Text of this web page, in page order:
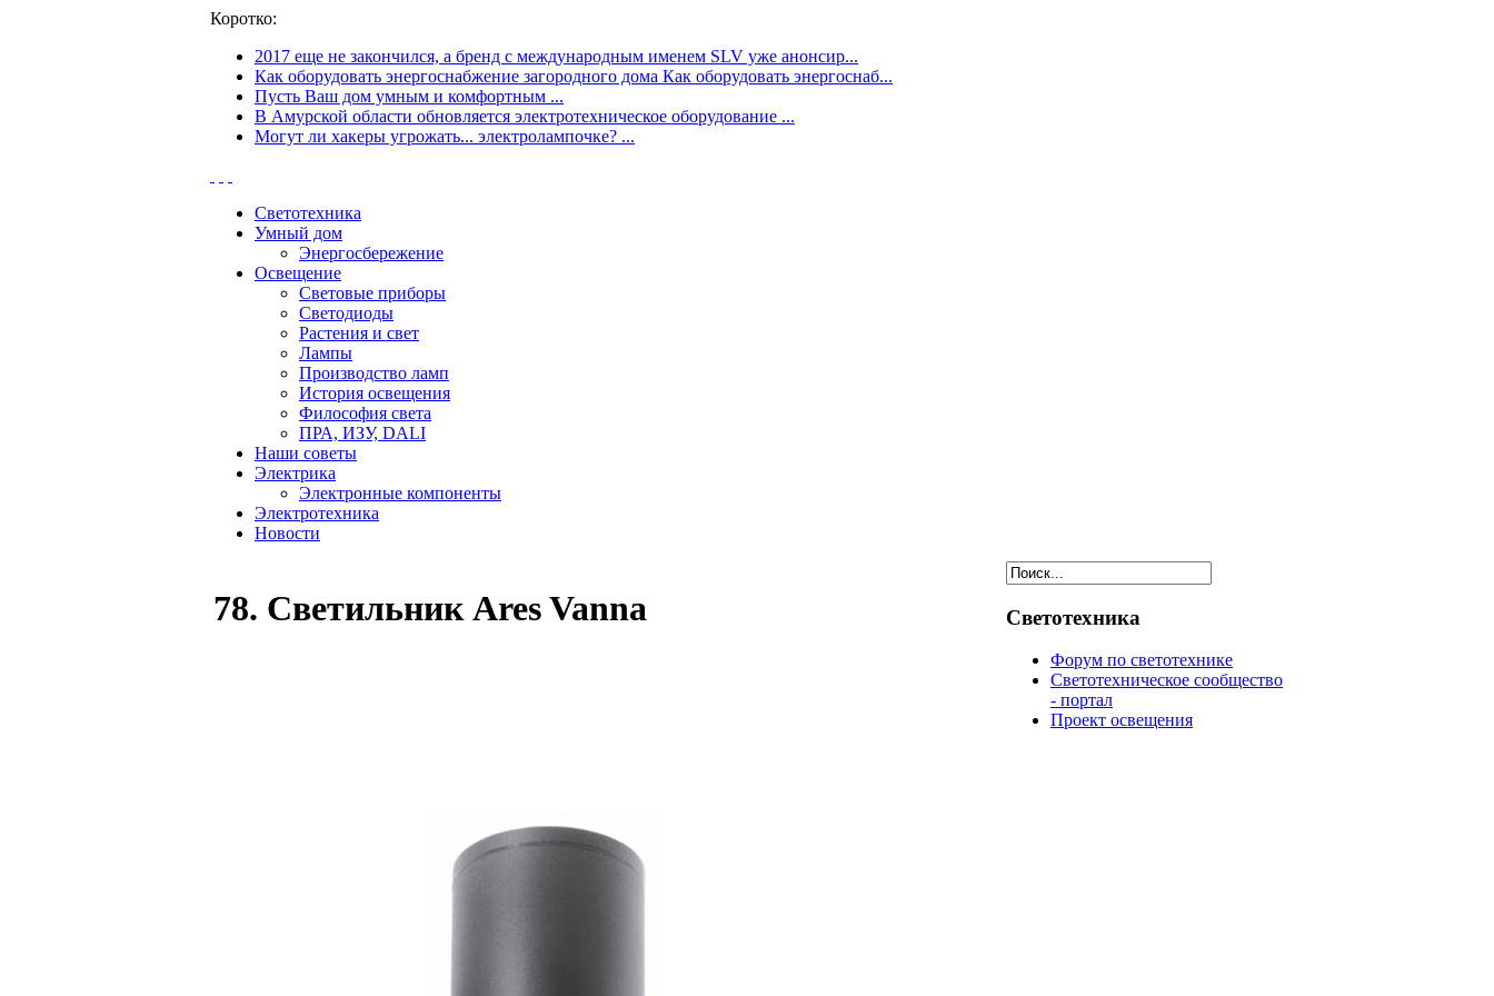
Коротко:
2017 еще не закончился, а бренд с международным именем SLV уже анонсир...
Как оборудовать энергоснабжение загородного дома Как оборудовать энергоснаб...
Пусть Ваш дом умным и комфортным ...
В Амурской области обновляется электротехническое оборудование ...
Могут ли хакеры угрожать... электролампочке? ...
Светотехника
Умный дом
Энергосбережение
Освещение
Световые приборы
Светодиоды
Растения и свет
Лампы
Производство ламп
История освещения
Философия света
ПРА, ИЗУ, DALI
Наши советы
Электрика
Электронные компоненты
Электротехника
Новости
78. Светильник Ares Vanna Светотехника
Форум по светотехнике
Светотехническое сообщество
- портал
Проект освещения